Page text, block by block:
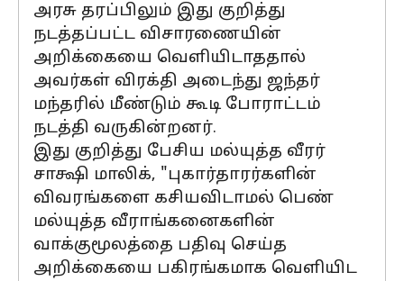
அரசு தரப்பிலும் இது குறித்து
நடத்தப்பட்ட விசாரணையின்
அறிக்கையை வெளியிடாததால்
அவர்கள் விரக்தி அடைந்து ஜந்தர்
மந்தரில் மீண்டும் கூடி போராட்டம்
நடத்தி வருகின்றனர்.
இது குறித்து பேசிய மல்யுத்த வீரர்
சாக்ஷி மாலிக், "புகார்தாரர்களின்
விவரங்களை கசியவிடாமல் பெண்
மல்யுத்த வீராங்கனைகளின்
வாக்குமூலத்தை பதிவு செய்த
அறிக்கையை பகிரங்கமாக வெளியிட